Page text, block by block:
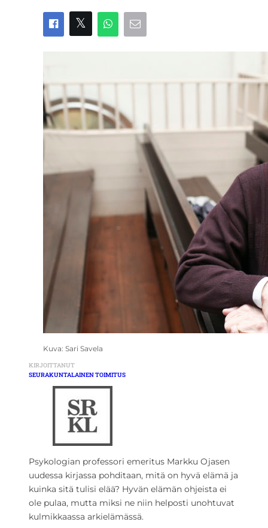
Kuva: Sari Savela
KIRJOITTANUT
SEURAKUNTALAINEN TOIMITUS
Psykologian professori emeritus Markku Ojasen
uudessa kirjassa pohditaan, mitä on hyvä elämä ja
kuinka sitä tulisi elää? Hyvän elämän ohjeista ei
ole pulaa, mutta miksi ne niin helposti unohtuvat
kulmikkaassa arkielämässä.